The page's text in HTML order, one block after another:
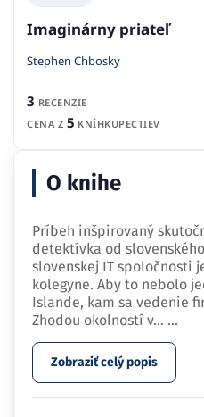
Imaginárny priateľ
Stephen Chbosky
3 RECENZIE
CENA Z 5 KNÍHKUPECTIEV
O knihe
Príbeh inšpirovaný
detektívka od
slovenskej IT spoločnosti
kolegyne. Aby to nebolo
Islande, kam sa vedenie
Zhodou okolností v… ...
Zobraziť celý popis